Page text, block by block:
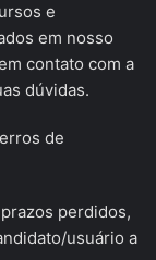
e
em nosso
contato com a
dúvidas.
de
perdidos,
usuário a